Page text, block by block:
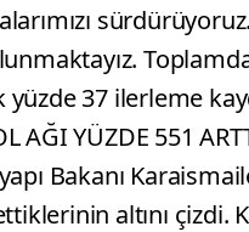
yüzde 37 ilerleme
AĞI YÜZDE 551
Bakanı
altını çizdi.